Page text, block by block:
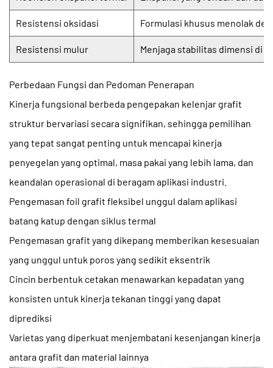
Resistensi oksidasi Formulasi khusus menolak
Resistensi mulur Menjaga stabilitas dimensi di
Perbedaan Fungsi dan Pedoman Penerapan
Kinerja fungsional berbeda pengepakan kelenjar grafit
struktur bervariasi secara signifikan, sehingga pemilihan
yang tepat sangat penting untuk mencapai kinerja
penyegelan yang optimal, masa pakai yang lebih lama, dan
keandalan operasional di beragam aplikasi industri.
Pengemasan foil grafit fleksibel unggul dalam aplikasi
batang katup dengan siklus termal
Pengemasan grafit yang dikepang memberikan kesesuaian
yang unggul untuk poros yang sedikit eksentrik
Cincin berbentuk cetakan menawarkan kepadatan yang
konsisten untuk kinerja tekanan tinggi yang dapat
diprediksi
Varietas yang diperkuat menjembatani kesenjangan kinerja
antara grafit dan material lainnya